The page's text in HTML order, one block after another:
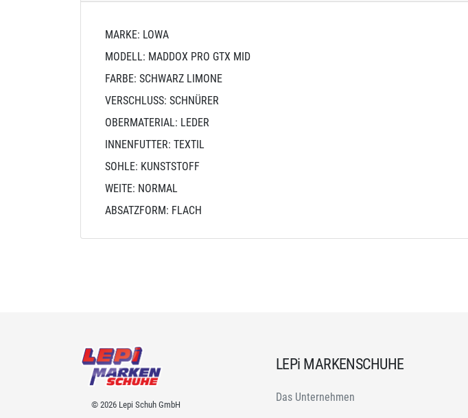
MARKE: LOWA
MODELL: MADDOX PRO GTX MID
FARBE: SCHWARZ LIMONE
VERSCHLUSS: SCHNÜRER
OBERMATERIAL: LEDER
INNENFUTTER: TEXTIL
SOHLE: KUNSTSTOFF
WEITE: NORMAL
ABSATZFORM: FLACH
© 2026 Lepi Schuh GmbH
LEPi MARKENSCHUHE
Das Unternehmen